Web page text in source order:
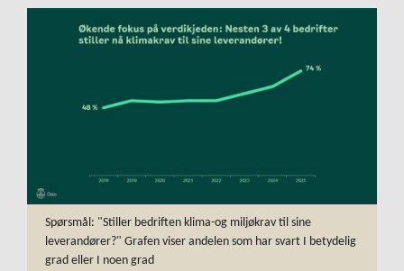
Spørsmål: "Stiller bedriften klima-og miljøkrav til sine
leverandører?" Grafen viser andelen som har svart I betydelig
grad eller I noen grad